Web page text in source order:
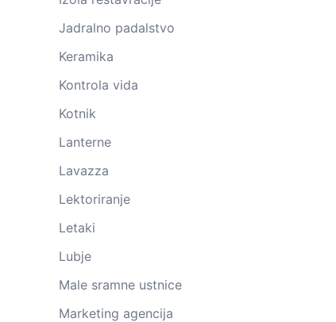
Jadralno padalstvo
Keramika
Kontrola vida
Kotnik
Lanterne
Lavazza
Lektoriranje
Letaki
Lubje
Male sramne ustnice
Marketing agencija